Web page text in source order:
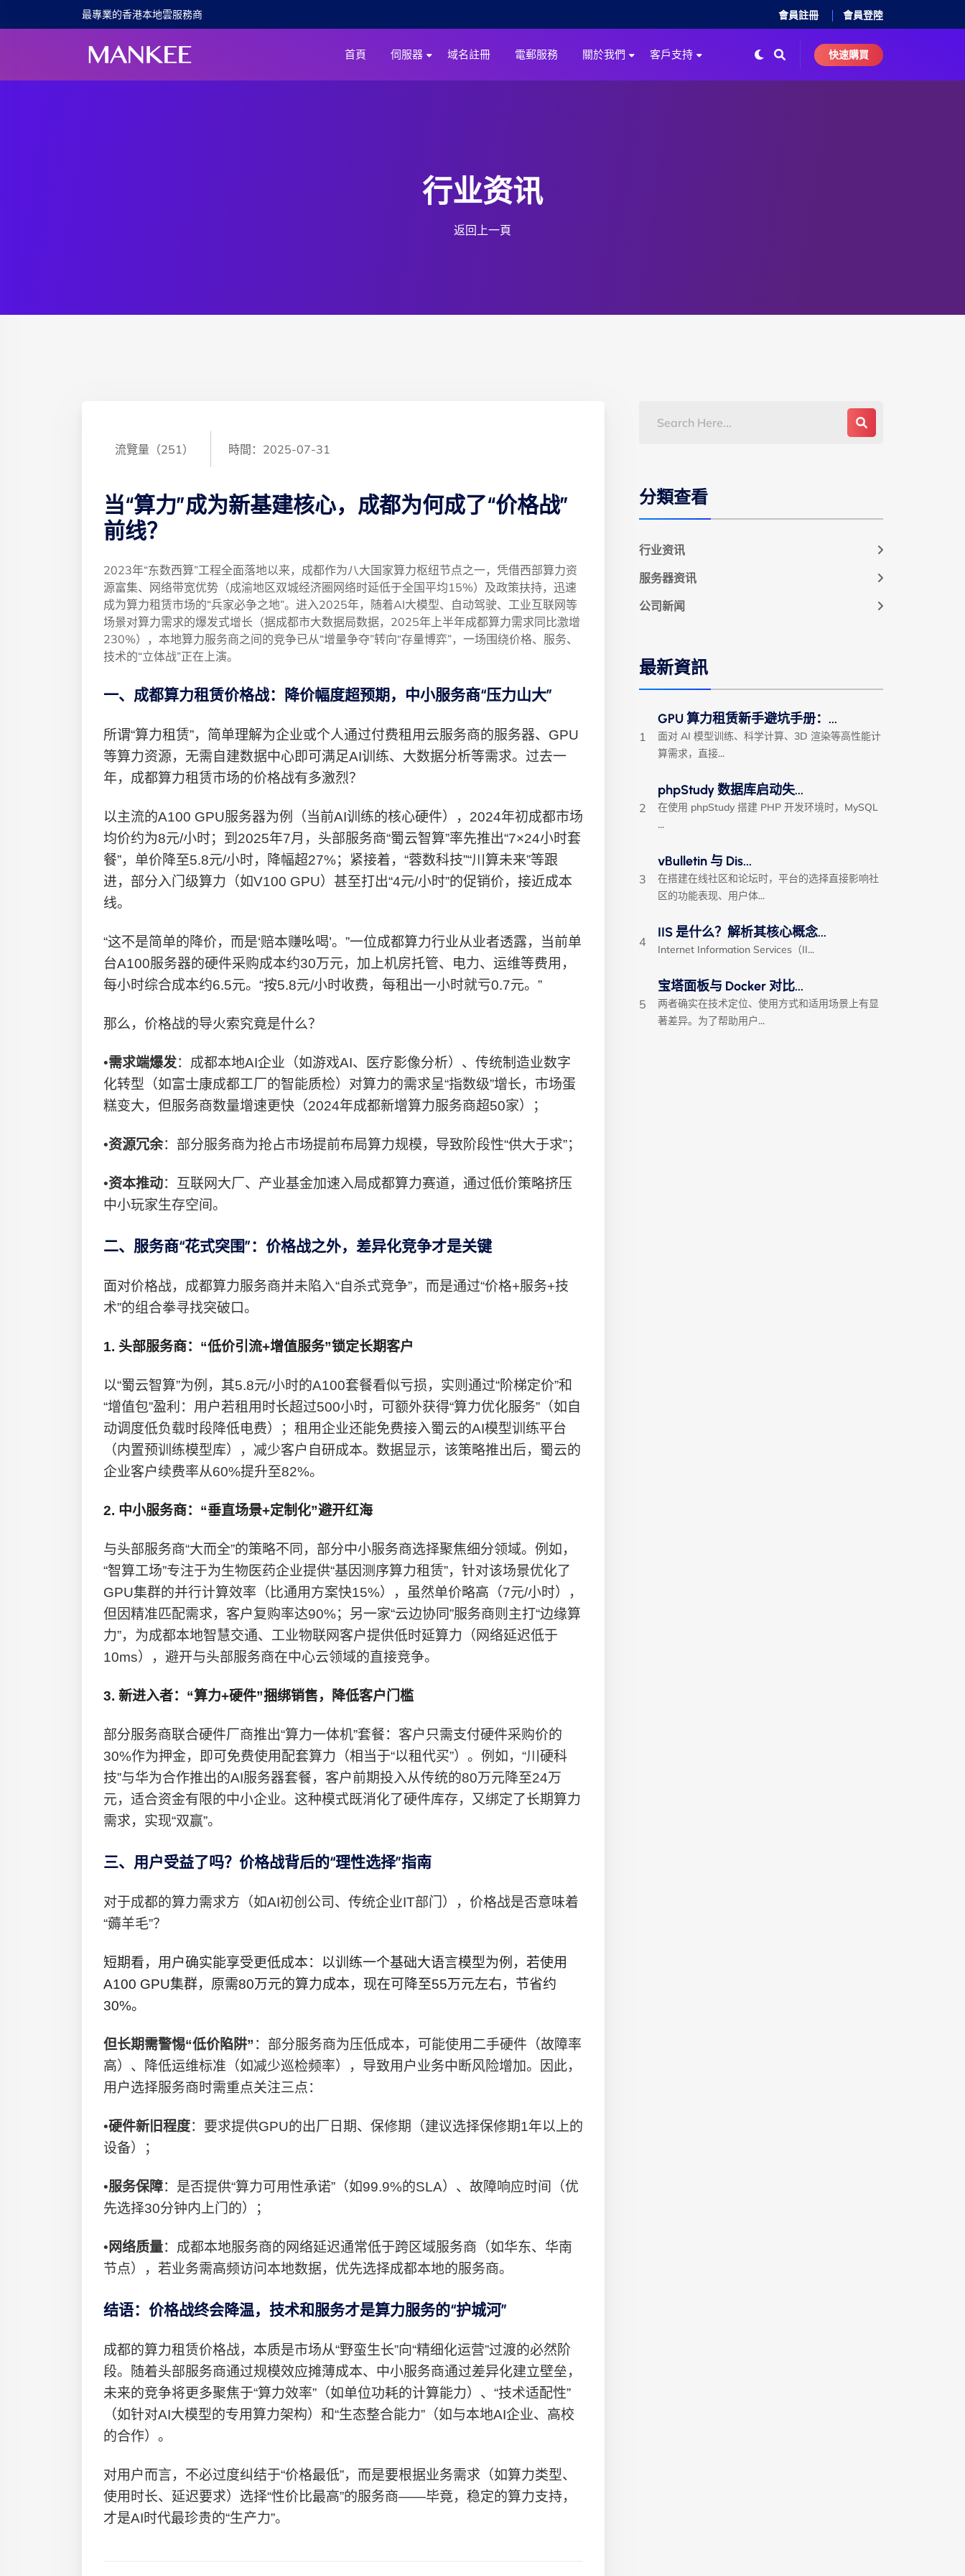
最專業的香港本地雲服務商 會員註冊 會員登陸
首頁 伺服器 域名註冊 電郵服務 關於我們 客戶支持 快速購買
行业资讯
返回上一頁
流覽量（251） 時間：2025-07-31
当“算力”成为新基建核心，成都为何成了“价格战”
前线？
2023年“东数西算”工程全面落地以来，成都作为八大国家算力枢纽节点之一，凭借西部算力资
源富集、网络带宽优势（成渝地区双城经济圈网络时延低于全国平均15%）及政策扶持，迅速
成为算力租赁市场的“兵家必争之地”。进入2025年，随着AI大模型、自动驾驶、工业互联网等
场景对算力需求的爆发式增长（据成都市大数据局数据，2025年上半年成都算力需求同比激增
230%），本地算力服务商之间的竞争已从“增量争夺”转向“存量博弈”，一场围绕价格、服务、
技术的“立体战”正在上演。
一、成都算力租赁价格战：降价幅度超预期，中小服务商“压力山大”
所谓“算力租赁”，简单理解为企业或个人通过付费租用云服务商的服务器、GPU
等算力资源，无需自建数据中心即可满足AI训练、大数据分析等需求。过去一
年，成都算力租赁市场的价格战有多激烈？
以主流的A100 GPU服务器为例（当前AI训练的核心硬件），2024年初成都市场
均价约为8元/小时；到2025年7月，头部服务商“蜀云智算”率先推出“7×24小时套
餐”，单价降至5.8元/小时，降幅超27%；紧接着，“蓉数科技”“川算未来”等跟
进，部分入门级算力（如V100 GPU）甚至打出“4元/小时”的促销价，接近成本
线。
“这不是简单的降价，而是‘赔本赚吆喝’。”一位成都算力行业从业者透露，当前单
台A100服务器的硬件采购成本约30万元，加上机房托管、电力、运维等费用，
每小时综合成本约6.5元。“按5.8元/小时收费，每租出一小时就亏0.7元。”
那么，价格战的导火索究竟是什么？
•需求端爆发：成都本地AI企业（如游戏AI、医疗影像分析）、传统制造业数字
化转型（如富士康成都工厂的智能质检）对算力的需求呈“指数级”增长，市场蛋
糕变大，但服务商数量增速更快（2024年成都新增算力服务商超50家）；
•资源冗余：部分服务商为抢占市场提前布局算力规模，导致阶段性“供大于求”；
•资本推动：互联网大厂、产业基金加速入局成都算力赛道，通过低价策略挤压
中小玩家生存空间。
二、服务商“花式突围”：价格战之外，差异化竞争才是关键
面对价格战，成都算力服务商并未陷入“自杀式竞争”，而是通过“价格+服务+技
术”的组合拳寻找突破口。
1. 头部服务商：“低价引流+增值服务”锁定长期客户
以“蜀云智算”为例，其5.8元/小时的A100套餐看似亏损，实则通过“阶梯定价”和
“增值包”盈利：用户若租用时长超过500小时，可额外获得“算力优化服务”（如自
动调度低负载时段降低电费）；租用企业还能免费接入蜀云的AI模型训练平台
（内置预训练模型库），减少客户自研成本。数据显示，该策略推出后，蜀云的
企业客户续费率从60%提升至82%。
2. 中小服务商：“垂直场景+定制化”避开红海
与头部服务商“大而全”的策略不同，部分中小服务商选择聚焦细分领域。例如，
“智算工场”专注于为生物医药企业提供“基因测序算力租赁”，针对该场景优化了
GPU集群的并行计算效率（比通用方案快15%），虽然单价略高（7元/小时），
但因精准匹配需求，客户复购率达90%；另一家“云边协同”服务商则主打“边缘算
力”，为成都本地智慧交通、工业物联网客户提供低时延算力（网络延迟低于
10ms），避开与头部服务商在中心云领域的直接竞争。
3. 新进入者：“算力+硬件”捆绑销售，降低客户门槛
部分服务商联合硬件厂商推出“算力一体机”套餐：客户只需支付硬件采购价的
30%作为押金，即可免费使用配套算力（相当于“以租代买”）。例如，“川硬科
技”与华为合作推出的AI服务器套餐，客户前期投入从传统的80万元降至24万
元，适合资金有限的中小企业。这种模式既消化了硬件库存，又绑定了长期算力
需求，实现“双赢”。
三、用户受益了吗？价格战背后的“理性选择”指南
对于成都的算力需求方（如AI初创公司、传统企业IT部门），价格战是否意味着
“薅羊毛”？
短期看，用户确实能享受更低成本：以训练一个基础大语言模型为例，若使用
A100 GPU集群，原需80万元的算力成本，现在可降至55万元左右，节省约
30%。
但长期需警惕“低价陷阱” ：部分服务商为压低成本，可能使用二手硬件（故障率
高）、降低运维标准（如减少巡检频率），导致用户业务中断风险增加。因此，
用户选择服务商时需重点关注三点：
•硬件新旧程度：要求提供GPU的出厂日期、保修期（建议选择保修期1年以上的
设备）；
•服务保障：是否提供“算力可用性承诺”（如99.9%的SLA）、故障响应时间（优
先选择30分钟内上门的）；
• 网络质量：成都本地服务商的网络延迟通常低于跨区域服务商（如华东、华南
节点），若业务需高频访问本地数据，优先选择成都本地的服务商。
结语：价格战终会降温，技术和服务才是算力服务的“护城河”
成都的算力租赁价格战，本质是市场从“野蛮生长”向“精细化运营”过渡的必然阶
段。随着头部服务商通过规模效应摊薄成本、中小服务商通过差异化建立壁垒，
未来的竞争将更多聚焦于“算力效率”（如单位功耗的计算能力）、“技术适配性”
（如针对AI大模型的专用算力架构）和“生态整合能力”（如与本地AI企业、高校
的合作）。
对用户而言，不必过度纠结于“价格最低”，而是要根据业务需求（如算力类型、
使用时长、延迟要求）选择“性价比最高”的服务商——毕竟，稳定的算力支持，
才是AI时代最珍贵的“生产力”。
分類查看
行业资讯
服务器资讯
公司新闻
最新資訊
1
GPU 算力租赁新手避坑手册：...
面对 AI 模型训练、科学计算、3D 渲染等高性能计
算需求，直接...
2
phpStudy 数据库启动失...
在使用 phpStudy 搭建 PHP 开发环境时，MySQL
...
3
vBulletin 与 Dis...
在搭建在线社区和论坛时，平台的选择直接影响社
区的功能表现、用户体...
4
IIS 是什么？解析其核心概念...
Internet Information Services（II...
5
宝塔面板与 Docker 对比...
两者确实在技术定位、使用方式和适用场景上有显
著差异。为了帮助用户...